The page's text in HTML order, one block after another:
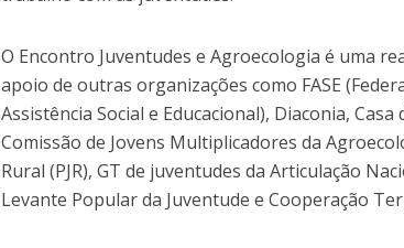
O Encontro Juventudes e Agroecologia é uma
apoio de outras organizações como FASE
Assistência Social e Educacional), Diaconia,
Comissão de Jovens Multiplicadores da
Rural (PJR), GT de juventudes da Articulação
Levante Popular da Juventude e Cooperação